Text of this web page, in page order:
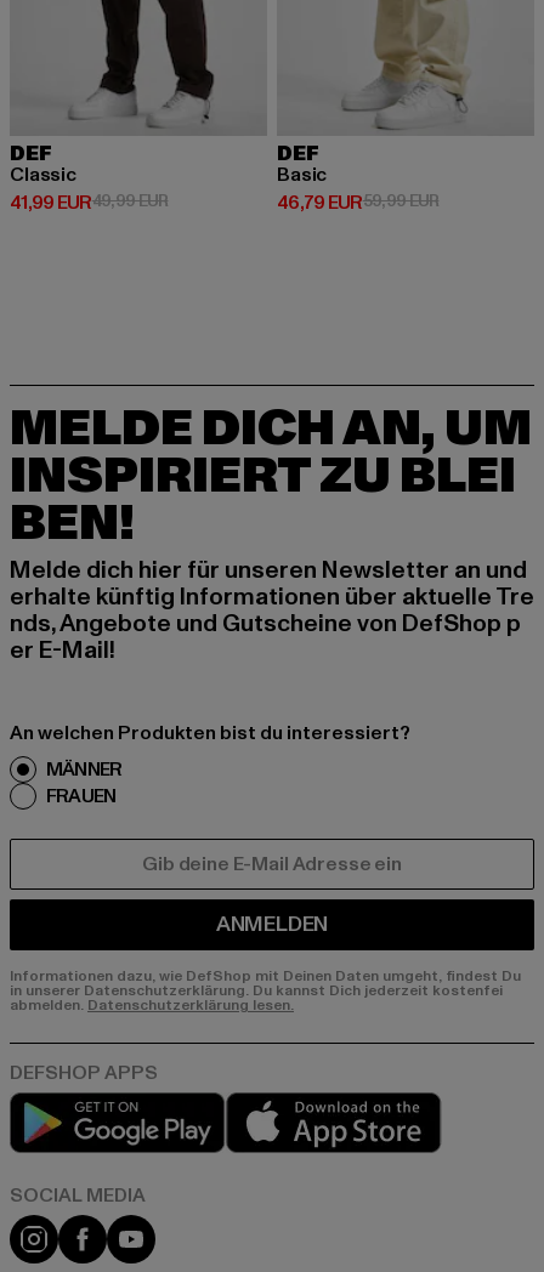
DEF
Classic
41,99 EUR
Derzeitiger Preis: 41,99 EUR
49,99 EURAktionspreis: 49,99 EUR
DEF
Basic
46,79 EUR
Derzeitiger Preis: 46,79 EUR
59,99 EURAktionspreis:
MELDE DICH AN, UM
INSPIRIERT ZU BLEI
BEN!
Melde dich hier für unseren Newsletter an und
erhalte künftig Informationen über aktuelle Tre
nds, Angebote und Gutscheine von DefShop p
er E-Mail!
An welchen Produkten bist du interessiert?
MÄNNER
FRAUEN
ANMELDEN
Informationen dazu, wie DefShop mit Deinen Daten umgeht, findest Du
in unserer Datenschutzerklärung. Du kannst Dich jederzeit kostenfei
abmelden. Datenschutzerklärung lesen.
Play market
Instagram
FacebookYouTube